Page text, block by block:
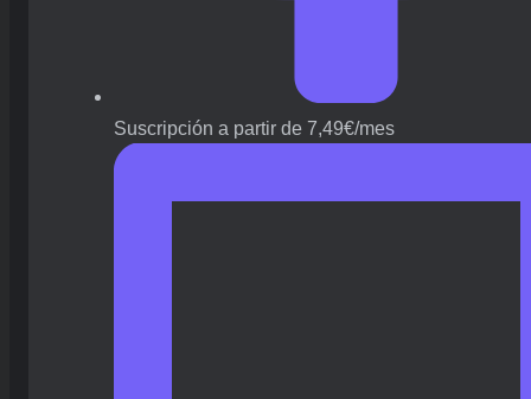
Suscripción a partir de 7,49€/mes